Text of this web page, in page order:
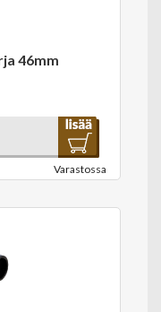
46mm
Varastossa